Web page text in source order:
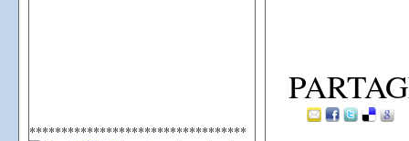
**********************************